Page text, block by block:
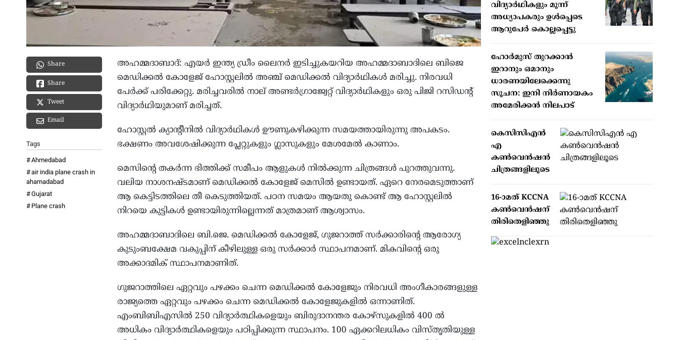
Share
Share
Tweet
Email
Tags
Ahmedabad
air india plane crash in
ahamadabad
Gujarat
Plane crash
അഹമ്മദാബാദ്: എയർ ഇന്ത്യ ഡ്രീം ലൈനർ ഇടിച്ചുകയറിയ അഹമ്മദാബാദിലെ ബിജെ
മെഡിക്കൽ കോളേജ് ഹോസ്റ്റലിൽ അഞ്ച് മെഡിക്കൽ വിദ്യാർഥികൾ മരിച്ചു. നിരവധി
പേർക്ക് പരിക്കേറ്റു. മരിച്ചവരിൽ നാല് അണ്ടർഗ്രാജ്വേറ്റ് വിദ്യാർഥികളും ഒരു പിജി റസിഡന്റ്
വിദ്യാർഥിയുമാണ് മരിച്ചത്.
ഹോസ്റ്റൽ ക്യാന്റീനിൽ വിദ്യാർഥികൾ ഊണുകഴിക്കുന്ന സമയത്തായിരുന്നു അപകടം.
ഭക്ഷണം അവശേഷിക്കുന്ന പ്ലേറ്റുകളും ഗ്ലാസുകളും മേശമേൽ കാണാം.
മെസിന്റെ തകർന്ന ഭിത്തിക്ക് സമീപം ആളുകൾ നിൽക്കുന്ന ചിത്രങ്ങൾ പുറത്തുവന്നു.
വലിയ നാശനഷ്ടമാണ് മെഡിക്കൽ കോളേജ് മെസിൽ ഉണ്ടായത്. ഏറെ നേരമെടുത്താണ്
ആ കെട്ടിടത്തിലെ തീ കെടുത്തിയത്. പഠന സമയം ആയതു കൊണ്ട് ആ ഹോസ്റ്റലിൽ
നിറയെ കുട്ടികൾ ഉണ്ടായിരുന്നില്ലെന്നത് മാത്രമാണ് ആശ്വാസം.
അഹമ്മദാബാദിലെ ബി.ജെ. മെഡിക്കൽ കോളേജ്, ഗുജറാത്ത് സർക്കാരിന്റെ ആരോഗ്യ
കുടുംബക്ഷേമ വകുപ്പിന് കീഴിലുള്ള ഒരു സർക്കാർ സ്ഥാപനമാണ്. മികവിന്റെ ഒരു
അക്കാദമിക് സ്ഥാപനമാണിത്.
ഗുജറാത്തിലെ ഏറ്റവും പഴക്കം ചെന്ന മെഡിക്കൽ കോളേജും നിരവധി അംഗീകാരങ്ങളുള്ള
രാജ്യത്തെ ഏറ്റവും പഴക്കം ചെന്ന മെഡിക്കൽ കോളേജുകളിൽ ഒന്നാണിത്.
എംബിബിഎസിൽ 250 വിദ്യാർത്ഥികളെയും ബിരുദാനന്തര കോഴ്‌സുകളിൽ 400 ൽ
അധികം വിദ്യാർത്ഥികളെയും പഠിപ്പിക്കുന്ന സ്ഥാപനം. 100 ഏക്കറിലധികം വിസ്തൃതിയുള്ള
വിദ്യാര്‍ഥികളും മൂന്ന്
അധ്യാപകരും ഉള്‍പ്പെടെ
ആറുപേര്‍ കൊല്ലപ്പെട്ടു
ഹോര്‍മുസ് തുറക്കാന്‍
ഇറാനും ഒമാനും
ധാരണയിലേക്കെന്നു
സൂചന: ഇനി നിര്‍ണായകം
അമേരിക്കന്‍ നിലപാട്
കെസിസിഎൻ
എ
കൺവെൻഷൻ
ചിത്രങ്ങളിലൂടെ
16-ാമത് KCCNA
കൺവെൻഷന്
തിരിതെളിഞ്ഞു